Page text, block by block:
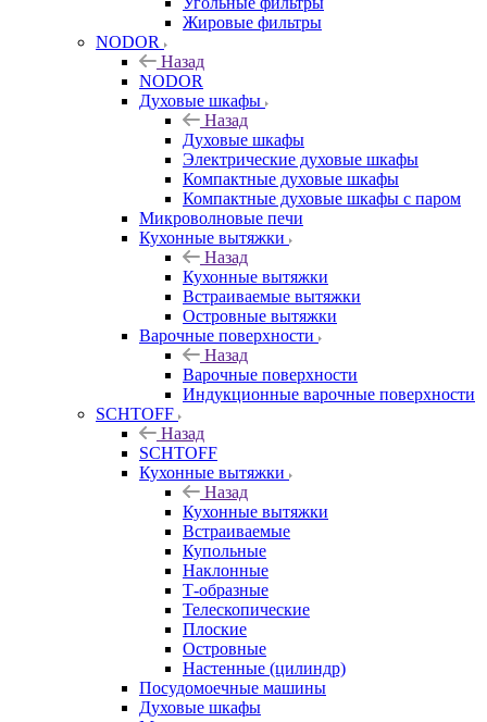
Жировые фильтры
NODOR
Назад
NODOR
Духовые шкафы
Назад
Духовые шкафы
Электрические духовые шкафы
Компактные духовые шкафы
Компактные духовые шкафы с паром
Микроволновые печи
Кухонные вытяжки
Назад
Кухонные вытяжки
Встраиваемые вытяжки
Островные вытяжки
Варочные поверхности
Назад
Варочные поверхности
Индукционные варочные поверхности
SCHTOFF
Назад
SCHTOFF
Кухонные вытяжки
Назад
Кухонные вытяжки
Встраиваемые
Купольные
Наклонные
Т-образные
Телескопические
Плоские
Островные
Настенные (цилиндр)
Посудомоечные машины
Духовые шкафы